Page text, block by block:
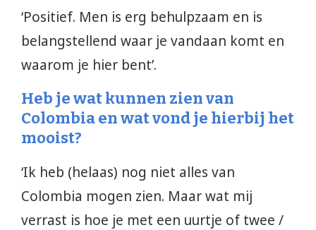
‘Positief. Men is erg behulpzaam en is
belangstellend waar je vandaan komt en
waarom je hier bent’.
Heb je wat kunnen zien van
Colombia en wat vond je hierbij het
mooist?
‘Ik heb (helaas) nog niet alles van
Colombia mogen zien. Maar wat mij
verrast is hoe je met een uurtje of twee /